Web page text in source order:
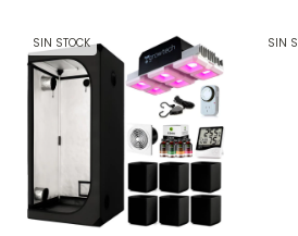
SIN STOCK SIN